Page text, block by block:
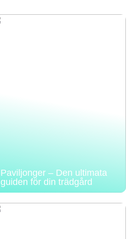
Paviljonger – Den ultimata
guiden för din trädgård